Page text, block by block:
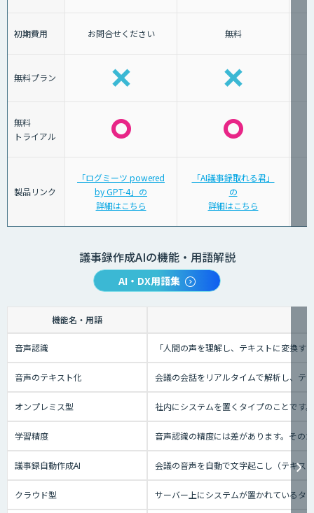
初期費用 お問合せください 無料
無料プラン
無料
トライアル
製品リンク
「ログミーツ powered
by GPT-4」の
詳細はこちら
「AI議事録取れる君」
の
詳細はこちら
議事録作成AIの機能・用語解説
AI・DX用語集
機能名・用語
音声認識 「人間の声を理解し、テキストに変換
音声のテキスト化 会議の会話をリアルタイムで解析し、テ
オンプレミス型 社内にシステムを置くタイプのことです
学習精度 音声認識の精度には差があります。その
議事録自動作成AI 会議の音声を自動で文字起こし（テキス
クラウド型 サーバー上にシステムが置かれているタ